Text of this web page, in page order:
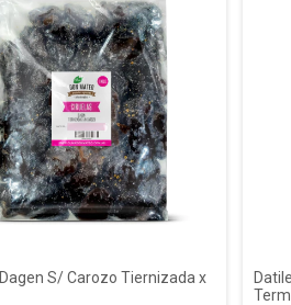
S/ Carozo Tiernizada x